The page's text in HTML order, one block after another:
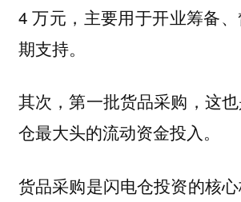
4 万元，主要用于开业筹备
期支持。
其次，第一批货品采购，这
仓最大头的流动资金投入。
货品采购是闪电仓投资的核